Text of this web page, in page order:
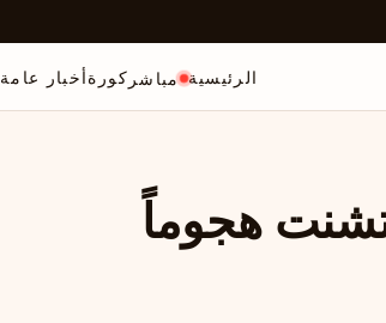
الرئيسية مباشر كورةأخبار عامة
هجوماً